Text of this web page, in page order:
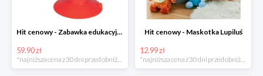
Hit cenowy - Zabawka edukacyjna
59.90 zł
*najniższa cena z 30 dni przed obniżką
Hit cenowy - Maskotka Lupiluś
12.99 zł
*najniższa cena z 30 dni przed obniżką